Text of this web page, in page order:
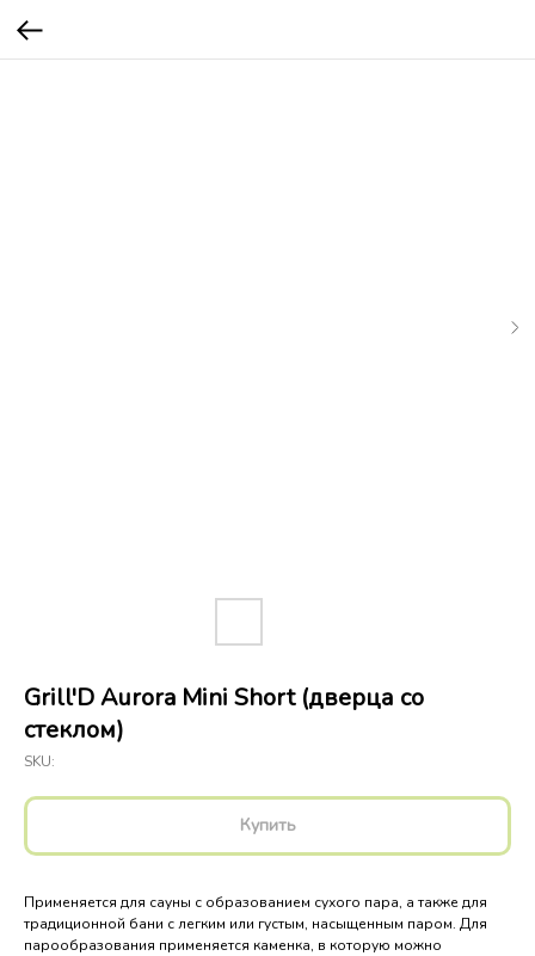
Grill'D Aurora Mini Short (дверца со
стеклом)
SKU:
Купить
Применяется для сауны с образованием сухого пара, а также для
традиционной бани с легким или густым, насыщенным паром. Для
парообразования применяется каменка, в которую можно